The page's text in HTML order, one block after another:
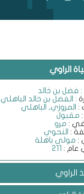
الراوي
: فضل بن خالد
: الفضل بن خالد الباهلي
: المروزي, الباهلي
: مقبول
: مرو
: النحوي
: مولى باهلة
عام : 211
الراوي